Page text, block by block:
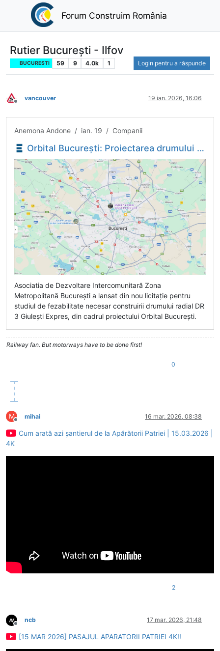
Forum Construim România
Rutier București - Ilfov
BUCURESTI 59 9 4.0k 1 Login pentru a răspunde
Deconectat
vancouver 19 ian. 2026, 16:06
Anemona Andone / ian. 19 / Companii
Orbital București: Proiectarea drumului radial DR 3 - Giulești Expres, relansată la licitație - Economica.net
Asociatia de Dezvoltare Intercomunitară Zona
Metropolitană București a lansat din nou licitație pentru
studiul de fezabilitate necesar construirii drumului radial DR
3 Giulești Expres, din cadrul proiectului Orbital București.
Railway fan. But motorways have to be done first!
0
M
Deconectat
mihai 16 mar. 2026, 08:38
Cum arată azi șantierul de la Apărătorii Patriei | 15.03.2026 |
4K
2
Deconectat
ncb 17 mar. 2026, 21:48
[15 MAR 2026] PASAJUL APARATORII PATRIEI 4K!!